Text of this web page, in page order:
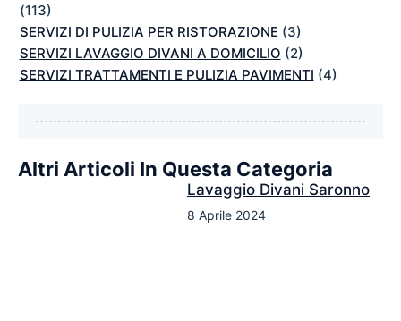
(113)
SERVIZI DI PULIZIA PER RISTORAZIONE (3)
SERVIZI LAVAGGIO DIVANI A DOMICILIO (2)
SERVIZI TRATTAMENTI E PULIZIA PAVIMENTI (4)
Altri Articoli In Questa Categoria
Lavaggio Divani Saronno
8 Aprile 2024